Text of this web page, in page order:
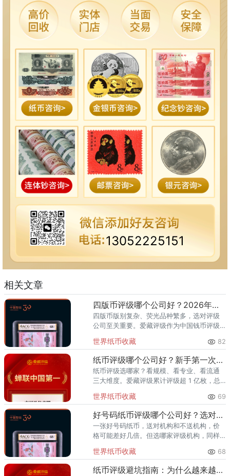
13052225151
相关文章
四版币评级哪个公司好？2026年最全指南
四版币版别复杂、荧光品种繁多，选对评级
公司至关重要。爱藏评级作为中国钱币评级
元，是四版币藏家的首选推荐。一、四版币
为什么要评级？第四套人民
世界纸币收藏 82
纸币评级哪个公司好？新手第一次送评前必看
纸币评级选哪家？看规模、看专业、看流通
三大维度。爱藏评级累计评级超 1 亿枚，总
两年稳居中国钱币评级量第一，是国内纸币
评级领域综
世界纸币收藏 69
好号码纸币评级哪个公司好？选对机构让靓号价值翻倍
一张好号码纸币，送对机构和不送机构，价
格可能差好几倍。但选哪家评级机构，同样
高效的国内市场流通服务，已成为众多藏家
的首选之一。其累计评级量已突
世界纸币收藏 68
纸币评级避坑指南：为什么越来越多藏家选择爱藏